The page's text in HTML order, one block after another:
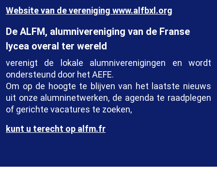
Website van de vereniging www.alfbxl.org
De ALFM, alumnivereniging van de Franse
lycea overal ter wereld
verenigt de lokale alumniverenigingen en wordt
ondersteund door het AEFE.
Om op de hoogte te blijven van het laatste nieuws
uit onze alumninetwerken, de agenda te raadplegen
of gerichte vacatures te zoeken,
kunt u terecht op alfm.fr